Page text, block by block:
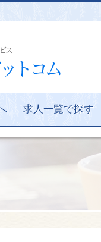
求人一覧で探す